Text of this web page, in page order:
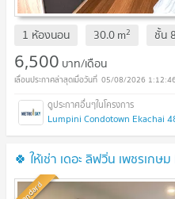
1 ห้องนอน 30.0m2 ชั้น
6,500 บาท/เดือน
05/08/2026 1:12:46
Lumpini Condotown Ekachai
🍀 ให้เช่า เดอะ ลิฟวิ่น เพชรเก